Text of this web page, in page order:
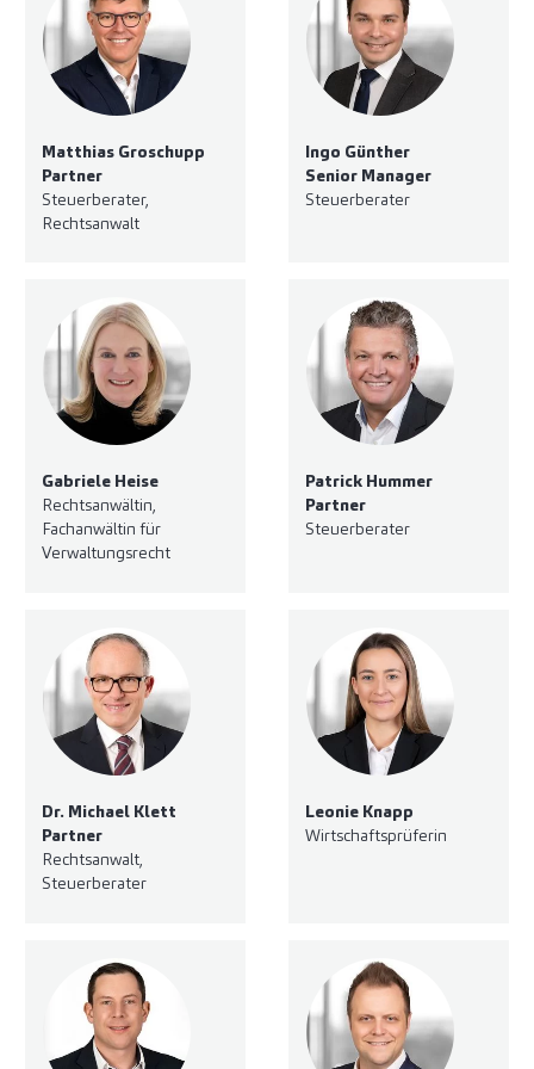
Matthias Groschupp
Partner
Steuerberater,
Rechtsanwalt
Ingo Günther
Senior Manager
Steuerberater
Gabriele Heise
Rechtsanwältin,
Fachanwältin für
Verwaltungsrecht
Patrick Hummer
Partner
Steuerberater
Dr. Michael Klett
Partner
Rechtsanwalt,
Steuerberater
Leonie Knapp
Wirtschaftsprüferin